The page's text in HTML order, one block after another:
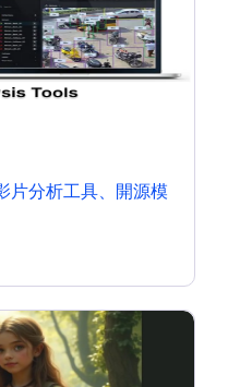
片分析工具、開源模